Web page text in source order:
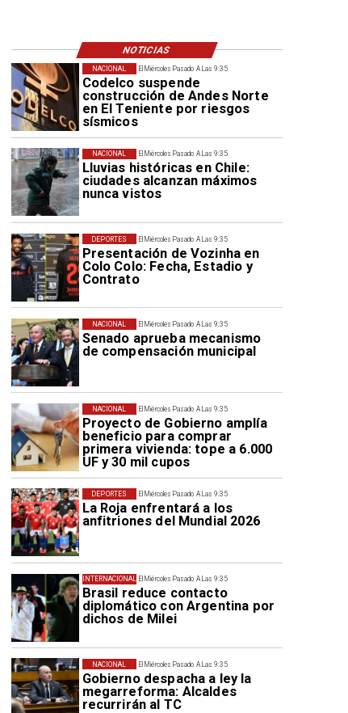
El Miércoles Pasado A Las 9:35
Codelco suspende
construcción de Andes Norte
en El Teniente por riesgos
sísmicos
NACIONAL
El Miércoles Pasado A Las 9:35
Lluvias históricas en Chile:
ciudades alcanzan máximos
nunca vistos
NACIONAL
El Miércoles Pasado A Las 9:35
Presentación de Vozinha en
Colo Colo: Fecha, Estadio y
Contrato
DEPORTES
El Miércoles Pasado A Las 9:35
Senado aprueba mecanismo
de compensación municipal
NACIONAL
El Miércoles Pasado A Las 9:35
Proyecto de Gobierno amplía
beneficio para comprar
primera vivienda: tope a 6.000
UF y 30 mil cupos
NACIONAL
El Miércoles Pasado A Las 9:35
La Roja enfrentará a los
anfitriones del Mundial 2026
DEPORTES
El Miércoles Pasado A Las 9:35
Brasil reduce contacto
diplomático con Argentina por
dichos de Milei
INTERNACIONAL
El Miércoles Pasado A Las 9:35
Gobierno despacha a ley la
megarreforma: Alcaldes
recurrirán al TC
NACIONAL
NOTICIAS